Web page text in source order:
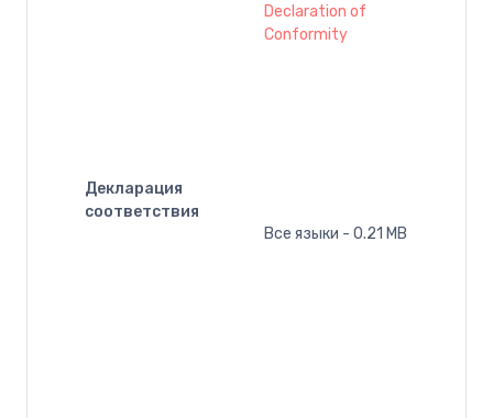
Декларация
соответствия
Declaration of
Conformity
Все языки - 0.21 MB